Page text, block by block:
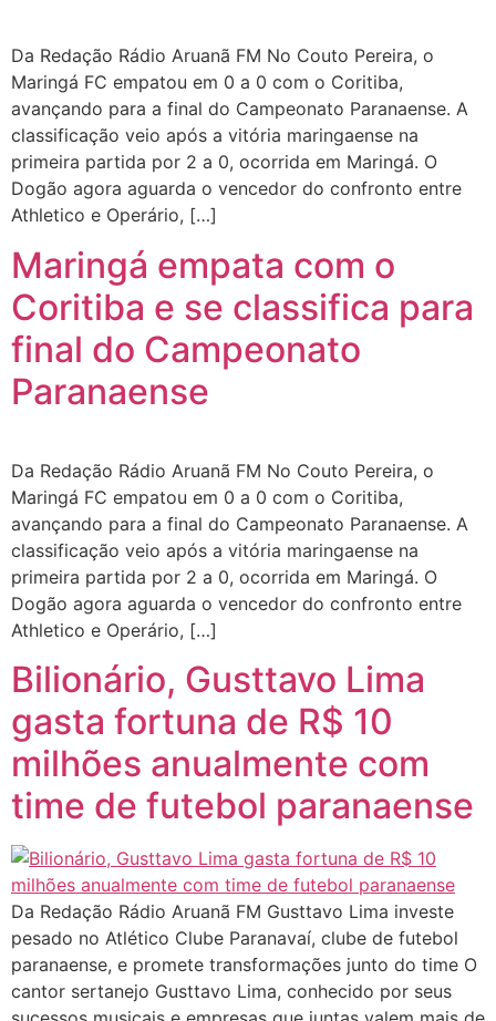
Da Redação Rádio Aruanã FM No Couto Pereira, o
Maringá FC empatou em 0 a 0 com o Coritiba,
avançando para a final do Campeonato Paranaense. A
classificação veio após a vitória maringaense na
primeira partida por 2 a 0, ocorrida em Maringá. O
Dogão agora aguarda o vencedor do confronto entre
Athletico e Operário, […]
Maringá empata com o
Coritiba e se classifica para
final do Campeonato
Paranaense
Da Redação Rádio Aruanã FM No Couto Pereira, o
Maringá FC empatou em 0 a 0 com o Coritiba,
avançando para a final do Campeonato Paranaense. A
classificação veio após a vitória maringaense na
primeira partida por 2 a 0, ocorrida em Maringá. O
Dogão agora aguarda o vencedor do confronto entre
Athletico e Operário, […]
Bilionário, Gusttavo Lima
gasta fortuna de R$ 10
milhões anualmente com
time de futebol paranaense
Da Redação Rádio Aruanã FM Gusttavo Lima investe
pesado no Atlético Clube Paranavaí, clube de futebol
paranaense, e promete transformações junto do time O
cantor sertanejo Gusttavo Lima, conhecido por seus